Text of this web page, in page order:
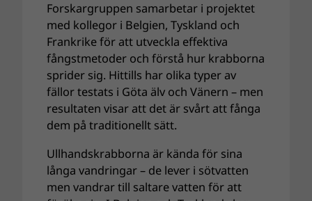
Forskargruppen samarbetar i projektet
med kollegor i Belgien, Tyskland och
Frankrike för att utveckla effektiva
fångstmetoder och förstå hur krabborna
sprider sig. Hittills har olika typer av
fällor testats i Göta älv och Vänern – men
resultaten visar att det är svårt att fånga
dem på traditionellt sätt.
Ullhandskrabborna är kända för sina
långa vandringar – de lever i sötvatten
men vandrar till saltare vatten för att